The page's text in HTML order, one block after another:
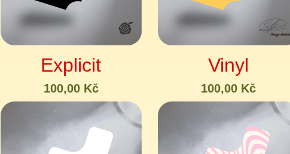
Explicit
100,00 Kč
Vinyl
100,00 Kč